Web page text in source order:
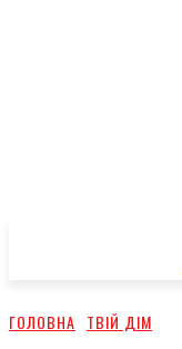
ГОЛОВНА ТВІЙ ДІМ